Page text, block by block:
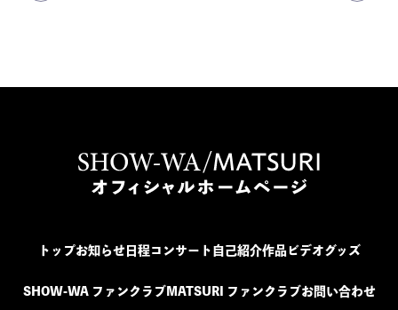
トップお知らせ日程コンサート 自己紹介作品ビデオグッズ
SHOW-WA ファンクラブ MATSURI ファンクラブ お問い合わせ